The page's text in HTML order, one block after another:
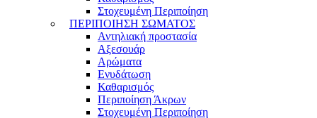
Στοχευμένη Περιποίηση
ΠΕΡΙΠΟΙΗΣΗ ΣΩΜΑΤΟΣ
Αντηλιακή προστασία
Αξεσουάρ
Αρώματα
Ενυδάτωση
Καθαρισμός
Περιποίηση Άκρων
Στοχευμένη Περιποίηση